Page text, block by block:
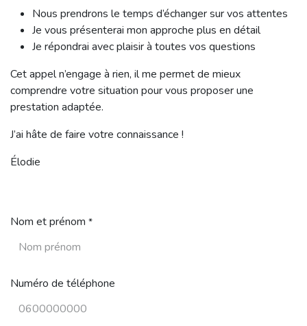
Nous prendrons le temps d’échanger sur vos attentes
Je vous présenterai mon approche plus en détail
Je répondrai avec plaisir à toutes vos questions
Cet appel n’engage à rien, il me permet de mieux
comprendre votre situation pour vous proposer une
prestation adaptée.
J’ai hâte de faire votre connaissance !
Élodie
Nom et prénom *
Numéro de téléphone